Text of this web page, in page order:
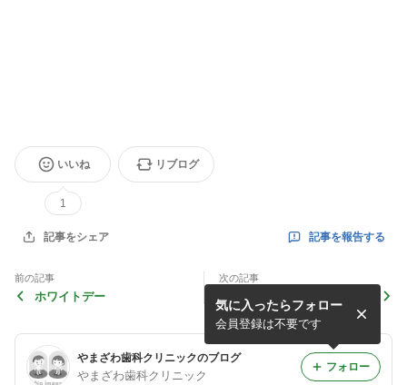
いいね
1
リブログ
記事をシェア 記事を報告する
前の記事
ホワイトデー
次の記事
やまざわ歯科クリニックのブログ
やまざわ歯科クリニック
気に入ったらフォロー
会員登録は不要です
フォロー